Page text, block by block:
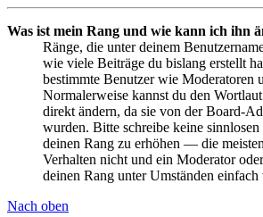
Was ist mein Rang und wie kann ich ihn
Ränge, die unter deinem
wie viele Beiträge du bislang erstellt
bestimmte Benutzer wie Moderatoren
Normalerweise kannst du den
direkt ändern, da sie von der Board-
wurden. Bitte schreibe keine
deinen Rang zu erhöhen — die
Verhalten nicht und ein Moderator
deinen Rang unter Umständen
Nach oben